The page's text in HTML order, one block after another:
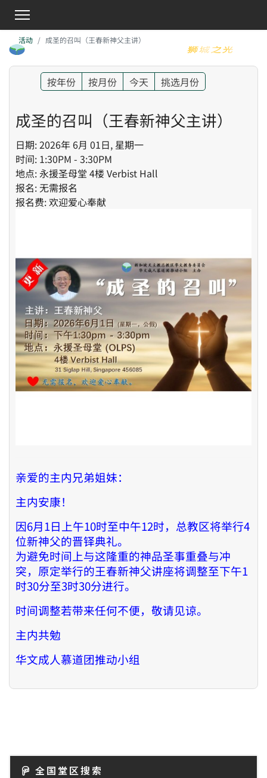
活动 成圣的召叫（王春新神父主讲）
按年份 按月份 今天 挑选月份
成圣的召叫（王春新神父主讲）
日期: 2026年 6月 01日, 星期一
时间: 1:30PM - 3:30PM
地点: 永援圣母堂 4楼 Verbist Hall
报名: 无需报名
报名费: 欢迎爱心奉献
亲爱的主内兄弟姐妹：
主内安康！
因6月1日上午10时至中午12时，总教区将举行4
位新神父的晋铎典礼。
为避免时间上与这隆重的神品圣事重叠与冲
突，原定举行的王春新神父讲座将调整至下午1
时30分至3时30分进行。
时间调整若带来任何不便，敬请见谅。
主内共勉
华文成人慕道团推动小组
全国堂区搜索